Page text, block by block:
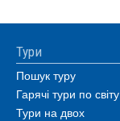
Тури
Пошук туру
Гарячі тури по світу
Тури на двох